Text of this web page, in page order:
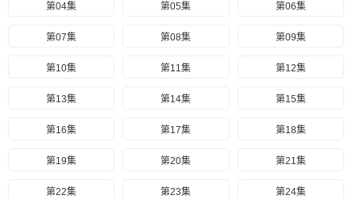
第04集 第05集 第06集
第07集 第08集 第09集
第10集 第11集 第12集
第13集 第14集 第15集
第16集 第17集 第18集
第19集 第20集 第21集
第22集 第23集 第24集